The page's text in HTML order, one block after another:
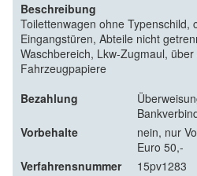
Beschreibung
Toilettenwagen ohne Typenschild,
Eingangstüren, Abteile nicht
Waschbereich, Lkw-Zugmaul,
Fahrzeugpapiere
Bezahlung
Vorbehalte
nein, nur
Euro 50,-
Verfahrensnummer
15pv1283